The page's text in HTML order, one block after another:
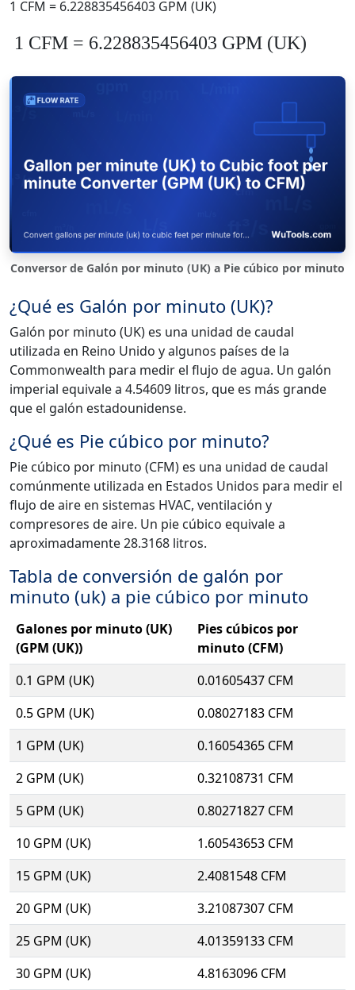
1 CFM = 6.228835456403 GPM (UK)
1 CFM = 6.228835456403 GPM (UK)
Conversor de Galón por minuto (UK) a Pie cúbico por minuto
¿Qué es Galón por minuto (UK)?
Galón por minuto (UK) es una unidad de caudal
utilizada en Reino Unido y algunos países de la
Commonwealth para medir el flujo de agua. Un galón
imperial equivale a 4.54609 litros, que es más grande
que el galón estadounidense.
¿Qué es Pie cúbico por minuto?
Pie cúbico por minuto (CFM) es una unidad de caudal
comúnmente utilizada en Estados Unidos para medir el
flujo de aire en sistemas HVAC, ventilación y
compresores de aire. Un pie cúbico equivale a
aproximadamente 28.3168 litros.
Tabla de conversión de galón por
minuto (uk) a pie cúbico por minuto
Galones por minuto (UK)
(GPM (UK))
Pies cúbicos por
minuto (CFM)
0.1 GPM (UK)
0.01605437 CFM
0.5 GPM (UK)
0.08027183 CFM
1 GPM (UK)
0.16054365 CFM
2 GPM (UK)
0.32108731 CFM
5 GPM (UK)
0.80271827 CFM
10 GPM (UK)
1.60543653 CFM
15 GPM (UK)
2.4081548 CFM
20 GPM (UK)
3.21087307 CFM
25 GPM (UK)
4.01359133 CFM
30 GPM (UK)
4.8163096 CFM